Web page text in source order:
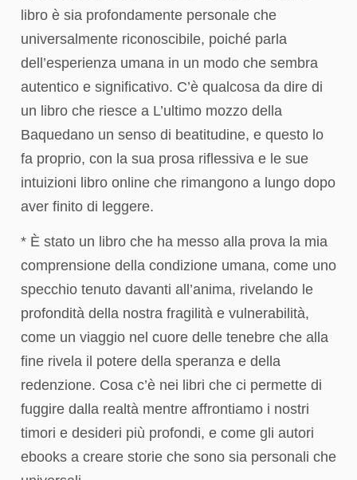
libro è sia profondamente personale che
universalmente riconoscibile, poiché parla
dell’esperienza umana in un modo che sembra
autentico e significativo. C’è qualcosa da dire di
un libro che riesce a L’ultimo mozzo della
Baquedano un senso di beatitudine, e questo lo
fa proprio, con la sua prosa riflessiva e le sue
intuizioni libro online che rimangono a lungo dopo
aver finito di leggere.
* È stato un libro che ha messo alla prova la mia
comprensione della condizione umana, come uno
specchio tenuto davanti all’anima, rivelando le
profondità della nostra fragilità e vulnerabilità,
come un viaggio nel cuore delle tenebre che alla
fine rivela il potere della speranza e della
redenzione. Cosa c’è nei libri che ci permette di
fuggire dalla realtà mentre affrontiamo i nostri
timori e desideri più profondi, e come gli autori
ebooks a creare storie che sono sia personali che